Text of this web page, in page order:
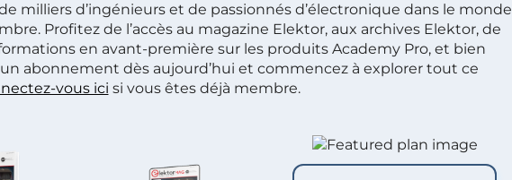
milliers d’ingénieurs et de passionnés d’électronique dans le monde
Profitez de l’accès au magazine Elektor, aux archives Elektor, de
en avant-première sur les produits Academy Pro, et bien
un abonnement dès aujourd’hui et commencez à explorer tout ce
vous ici si vous êtes déjà membre.